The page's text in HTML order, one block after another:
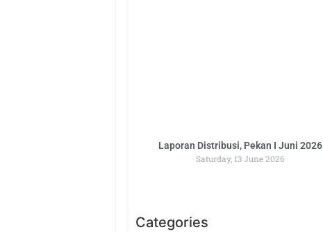
Laporan Distribusi, Pekan I Juni 2026
Saturday, 13 June 2026
Categories